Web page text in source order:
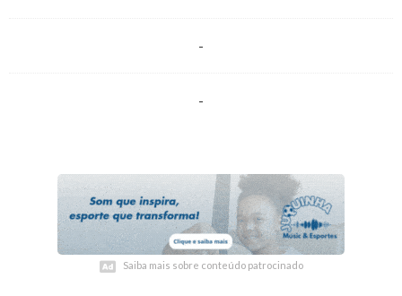
-
-
Saiba mais sobre conteúdo patrocinado
Saiba mais sobre conteúdo patrocinado